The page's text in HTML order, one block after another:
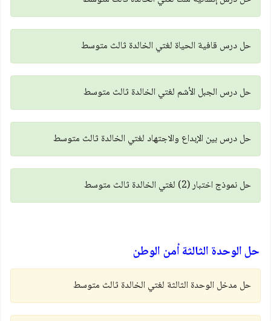
حل درس قافية الحياة لغتي الخالدة ثالث متوسط
حل درس الجبل الأشم لغتي الخالدة ثالث متوسط
حل درس بين الإبداع والاجتهاد لغتي الخالدة ثالث متوسط
حل نموذج اختبار (2) لغتي الخالدة ثالث متوسط
حل الوحدة الثالثة أمن الوطن
حل مدخل الوحدة الثالثة لغتي الخالدة ثالث متوسط